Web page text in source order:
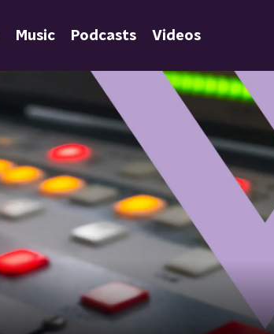
Music Podcasts Videos